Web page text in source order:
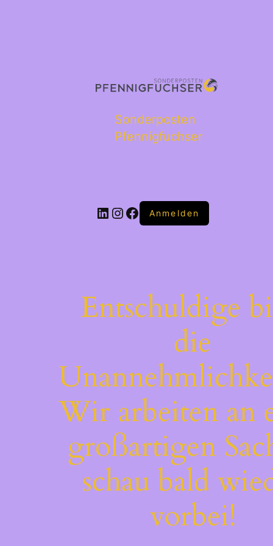
Sonderposten
Pfennigfuchser
Anmelden
Entschuldige
die
Wir arbeiten an
großartigen
schau bald
vorbei!